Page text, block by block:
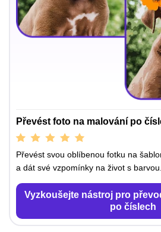
Převést foto na malování po
Převést svou oblíbenou fotku na
a dát své vzpomínky na život s barvou.
Vyzkoušejte nástroj pro
po číslech